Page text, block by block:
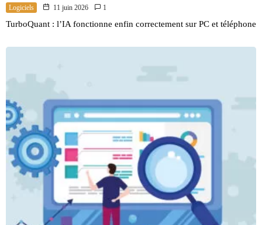
Logiciels 11 juin 2026 1
TurboQuant : l’IA fonctionne enfin correctement sur PC et téléphone